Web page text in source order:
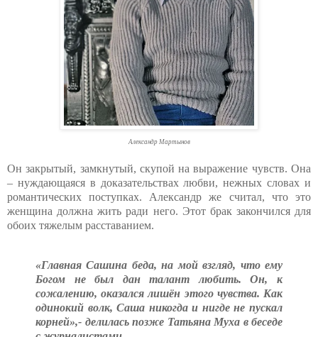
Александр Мартынов
Он закрытый, замкнутый, скупой на выражение чувств. Она
– нуждающаяся в доказательствах любви, нежных словах и
романтических поступках. Александр же считал, что это
женщина должна жить ради него. Этот брак закончился для
обоих тяжелым расставанием.
«Главная Сашина беда, на мой взгляд, что ему
Богом не был дан талант любить. Он, к
сожалению, оказался лишён этого чувства. Как
одинокий волк, Саша никогда и нигде не пускал
корней»,- делилась позже Татьяна Муха в беседе